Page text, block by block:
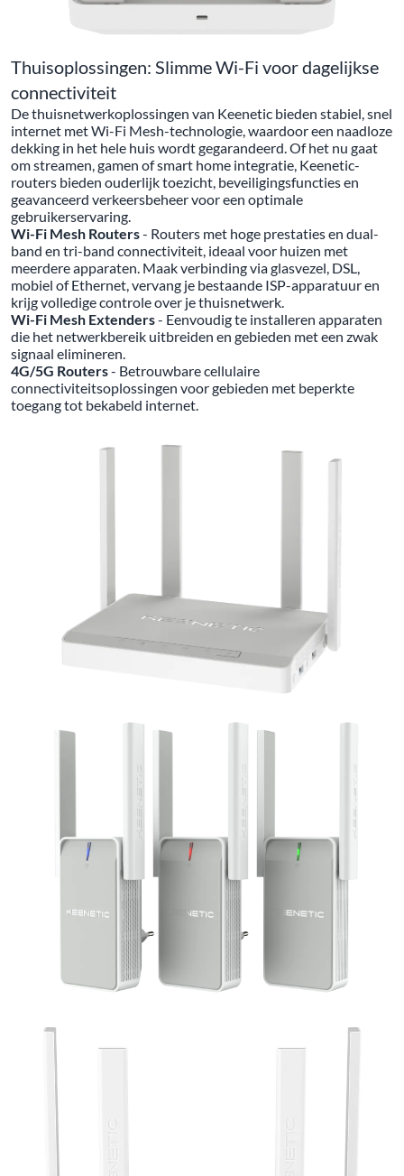
Thuisoplossingen: Slimme Wi-Fi voor dagelijkse
connectiviteit
De thuisnetwerkoplossingen van Keenetic bieden stabiel, snel
internet met Wi-Fi Mesh-technologie, waardoor een naadloze
dekking in het hele huis wordt gegarandeerd. Of het nu gaat
om streamen, gamen of smart home integratie, Keenetic-
routers bieden ouderlijk toezicht, beveiligingsfuncties en
geavanceerd verkeersbeheer voor een optimale
gebruikerservaring.
Wi-Fi Mesh Routers- Routers met hoge prestaties en dual-
band en tri-band connectiviteit, ideaal voor huizen met
meerdere apparaten. Maak verbinding via glasvezel, DSL,
mobiel of Ethernet, vervang je bestaande ISP-apparatuur en
krijg volledige controle over je thuisnetwerk.
Wi-Fi Mesh Extenders- Eenvoudig te installeren apparaten
die het netwerkbereik uitbreiden en gebieden met een zwak
signaal elimineren.
4G/5G Routers- Betrouwbare cellulaire
connectiviteitsoplossingen voor gebieden met beperkte
toegang tot bekabeld internet.